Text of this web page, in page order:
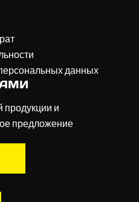
данных
продукции и
предложение